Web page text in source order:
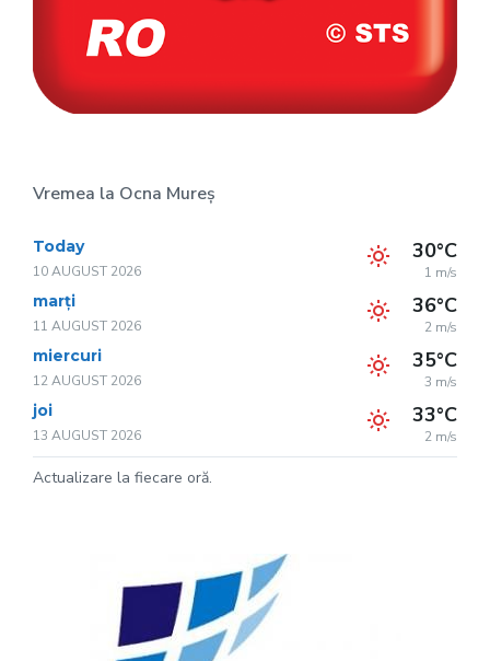
Vremea la Ocna Mureș
Today
10 AUGUST 2026
30°C
1 m/s
marți
11 AUGUST 2026
36°C
2 m/s
miercuri
12 AUGUST 2026
35°C
3 m/s
joi
13 AUGUST 2026
33°C
2 m/s
Actualizare la fiecare oră.